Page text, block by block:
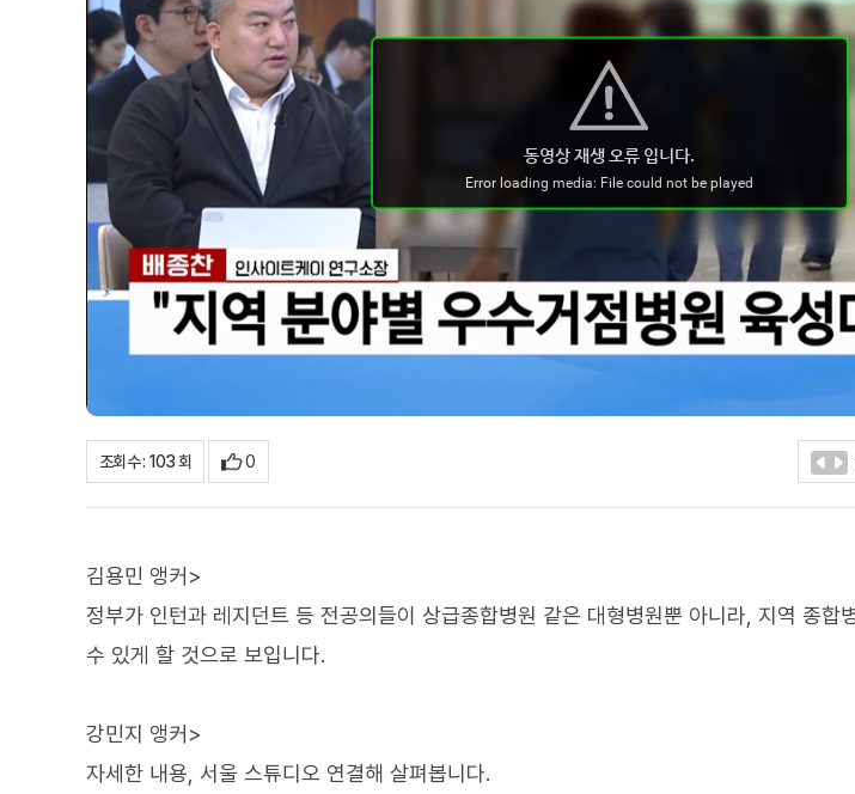
조회수 : 103 회 0
김용민 앵커>
정부가 인턴과 레지던트 등 전공의들이 상급종합병원 같은 대형병원뿐 아니라, 지역 종합
수 있게 할 것으로 보입니다.
강민지 앵커>
자세한 내용, 서울 스튜디오 연결해 살펴봅니다.